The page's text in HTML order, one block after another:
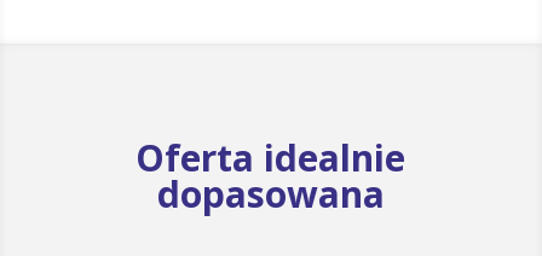
Oferta idealnie
dopasowana